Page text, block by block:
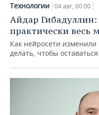
Технологии 04 авг, 00:00
Айдар
практически весь
Как нейросети
делать, чтобы